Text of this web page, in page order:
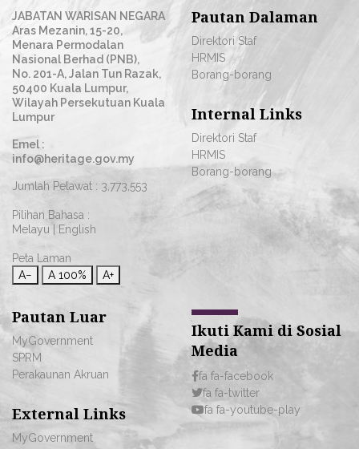
JABATAN WARISAN NEGARA
Aras Mezanin, 15-20,
Menara Permodalan
Nasional Berhad (PNB),
No. 201-A, Jalan Tun Razak,
50400 Kuala Lumpur,
Wilayah Persekutuan Kuala
Lumpur
Emel :
info@heritage.gov.my
Jumlah Pelawat : 3,773,553
Pilihan Bahasa :
Melayu| English
Peta Laman
A−
A 100% A+
Pautan Dalaman
Direktori Staf
HRMIS
Borang-borang
Internal Links
Direktori Staf
HRMIS
Borang-borang
Pautan Luar
MyGovernment
SPRM
Perakaunan Akruan
External Links
MyGovernment
Ikuti Kami di Sosial
Media
fa fa-facebook
fa fa-twitter
fa fa-youtube-play